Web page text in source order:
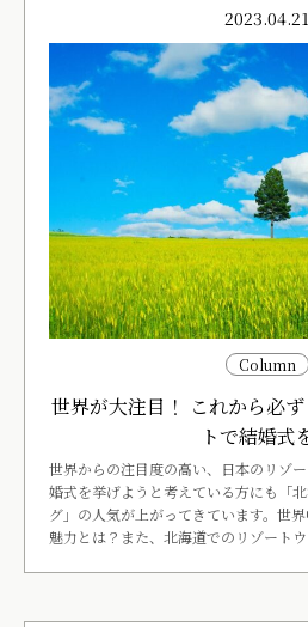
2023.04.21
Column
世界が大注目！ これから必
トで結婚式
世界からの注目度の高い、日本のリゾ
婚式を挙げようと考えている方にも「
グ」の人気が上がってきています。世
魅力とは？また、北海道でのリゾート